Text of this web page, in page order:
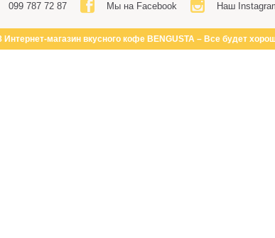
099 787 72 87 Мы на Facebook Наш
Интернет-магазин вкусного кофе BENGUSTA – Все будет